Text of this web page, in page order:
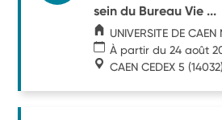
sein du Bureau Vie ...
UNIVERSITE DE CAEN
À partir du 24 août
CAEN CEDEX 5 (14032)